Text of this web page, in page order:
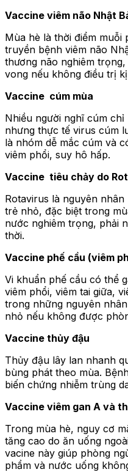
Vaccine viêm não Nhật
Mùa hè là thời điểm muỗi
truyền bệnh viêm não
thương não nghiêm trọng,
vong nếu không điều trị
Vaccine cúm mùa
Nhiều người nghĩ cúm chỉ
nhưng thực tế virus cúm
là nhóm dễ mắc cúm và
viêm phổi, suy hô hấp.
Vaccine tiêu chảy do
Rotavirus là nguyên nhân
trẻ nhỏ, đặc biệt trong
nước nghiêm trọng, phải
thời.
Vaccine phế cầu (viêm
Vi khuẩn phế cầu có thể
viêm phổi, viêm tai giữa,
trong những nguyên
nhỏ nếu không được
Vaccine thủy đậu
Thủy đậu lây lan nhanh
bùng phát theo mùa.
biến chứng nhiễm trùng
Vaccine viêm gan A và
Trong mùa hè, nguy cơ
tăng cao do ăn uống
vacine này giúp phòng
phẩm và nước uống